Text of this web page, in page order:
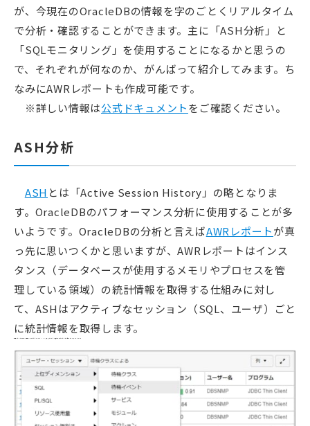
が、今現在のOracleDBの情報を字のごとくリアルタイム
で分析・確認することができます。主に「ASH分析」と
「SQLモニタリング」を使用することになるかと思うの
で、それぞれが何なのか、がんばって紹介してみます。ち
なみにAWRレポートも作成可能です。
※詳しい情報は公式ドキュメントをご確認ください。
ASH分析
ASH とは「Active Session History」の略となりま
す。OracleDBのパフォーマンス分析に使用することが多
いようです。OracleDBの分析と言えばAWRレポートが真
っ先に思いつくかと思いますが、AWRレポートはインス
タンス（データベースが使用するメモリやプロセスを管
理している領域）の統計情報を取得する仕組みに対し
て、ASHはアクティブなセッション（SQL、ユーザ）ごと
に統計情報を取得します。